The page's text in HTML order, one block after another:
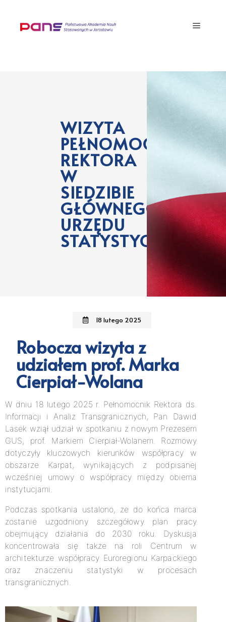
WIZYTA
PEŁNOMOCNIKA
REKTORA
W
SIEDZIBIE
GŁÓWNEGO
URZĘDU
STATYSTYCZNEGO
18 lutego 2025
Robocza wizyta z
udziałem prof. Marka
Cierpiał-Wolana
W dniu 18 lutego 2025 r. Pełnomocnik Rektora ds.
Informacji i Analiz Transgranicznych, Pan Dawid
Lasek wziął udział w spotkaniu z nowym Prezesem
GUS, prof. Markiem Cierpiał-Wolanem. Rozmowy
dotyczyły kluczowych kierunków współpracy w
obszarze Karpat, wynikających z podpisanej
wcześniej umowy o współpracy między obiema
instytucjami.
Podczas spotkania ustalono, że do końca marca
zostanie uzgodniony szczegółowy plan pracy
obejmujący działania do 2030 roku. Dyskusja
koncentrowała się także na roli Centrum w
architekturze współpracy Euroregionu Karpackiego
oraz znaczeniu statystyki w procesach
transgranicznych.